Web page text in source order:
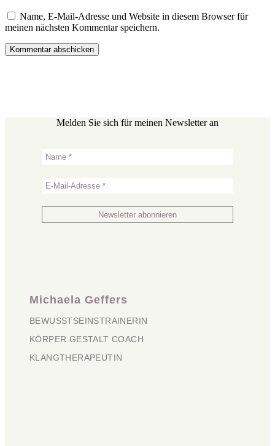
Name, E-Mail-Adresse und Website in diesem Browser für
meinen nächsten Kommentar speichern.
Melden Sie sich für meinen Newsletter an
Michaela Geffers
BEWUSSTSEINSTRAINERIN
KÖRPER GESTALT COACH
KLANGTHERAPEUTIN